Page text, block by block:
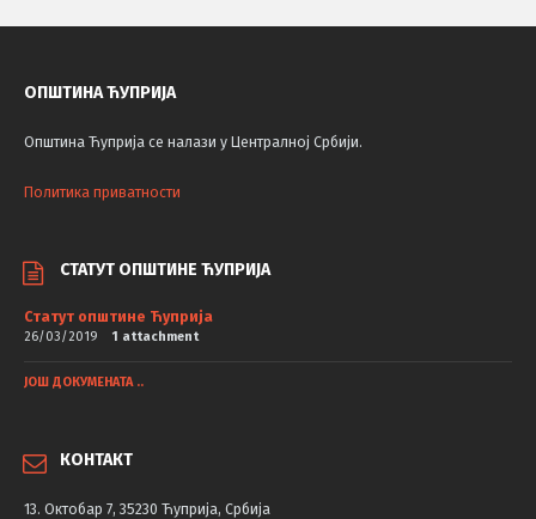
ОПШТИНА ЋУПРИЈА
Општина Ћуприја се налази у Централној Србији.
Политика приватности
СТАТУТ ОПШТИНЕ ЋУПРИЈА
Статут општине Ћуприја
26/03/2019 1 attachment
ЈОШ ДОКУМЕНАТА ..
КОНТАКТ
13. Октобар 7, 35230 Ћуприја, Србија